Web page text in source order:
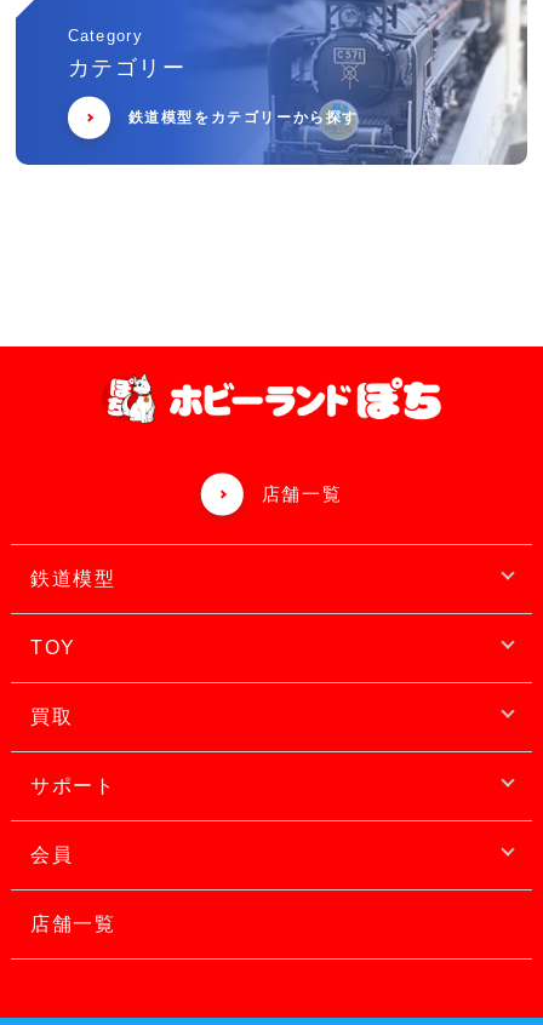
Category
カテゴリー
鉄道模型をカテゴリーから探す
店舗一覧
鉄道模型
TOY
買取
サポート
会員
店舗一覧